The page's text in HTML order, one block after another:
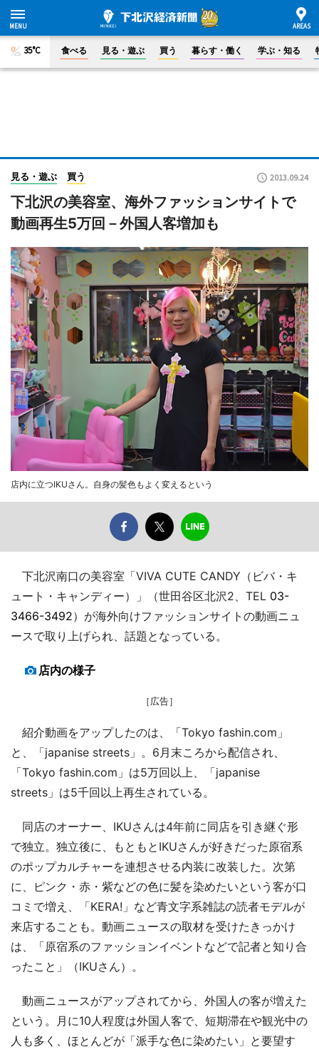
35°C 食べる 見る・遊ぶ 買う 暮らす・働く 学ぶ・知る
見る・遊ぶ 買う 2013.09.24
下北沢の美容室、海外ファッションサイトで
動画再生5万回－外国人客増加も
店内に立つIKUさん。自身の髪色もよく変えるという
下北沢南口の美容室「VIVA CUTE CANDY（ビバ・キ
ュート・キャンディー）」（世田谷区北沢2、TEL 03-
3466-3492）が海外向けファッションサイトの動画ニュ
ースで取り上げられ、話題となっている。
店内の様子
［広告］
紹介動画をアップしたのは、「Tokyo fashin.com」
と、「japanise streets」。6月末ころから配信され、
「Tokyo fashin.com」は5万回以上、「japanise
streets」は5千回以上再生されている。
同店のオーナー、IKUさんは4年前に同店を引き継ぐ形
で独立。独立後に、もともとIKUさんが好きだった原宿系
のポップカルチャーを連想させる内装に改装した。次第
に、ピンク・赤・紫などの色に髪を染めたいという客が口
コミで増え、「KERA!」など青文字系雑誌の読者モデルが
来店することも。動画ニュースの取材を受けたきっかけ
は、「原宿系のファッションイベントなどで記者と知り合
ったこと」（IKUさん）。
動画ニュースがアップされてから、外国人の客が増えた
という。月に10人程度は外国人客で、短期滞在や観光中の
人も多く、ほとんどが「派手な色に染めたい」と要望す